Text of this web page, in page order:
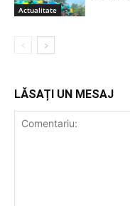
Actualitate
LĂSAȚI UN MESAJ